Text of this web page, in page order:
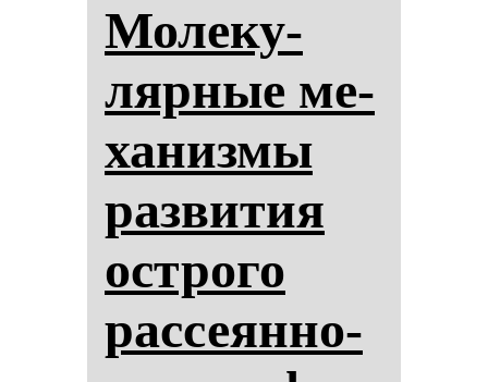
Мо­ле­ку­
ляр­ные ме­
ха­низ­мы
раз­ви­тия
ос­тро­го
рас­се­ян­но­